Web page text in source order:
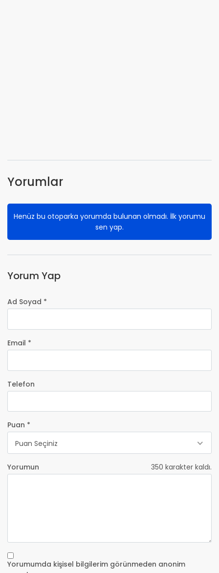
Yorumlar
Henüz bu otoparka yorumda bulunan olmadı. İlk yorumu
sen yap.
Yorum Yap
Ad Soyad *
Email *
Telefon
Puan *
Puan Seçiniz
Yorumun 350 karakter kaldı.
Yorumumda kişisel bilgilerim görünmeden anonim